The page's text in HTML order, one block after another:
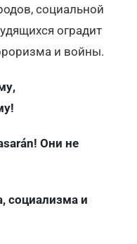
социальной
оградит
и войны.
Они не
социализма и